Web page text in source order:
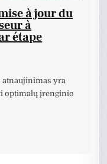
à jour du
à
étape
atnaujinimas yra
optimalų įrenginio